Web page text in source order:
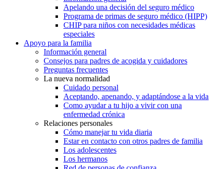
Apelando una decisión del seguro médico
Programa de primas de seguro médico (HIPP)
CHIP para niños con necesidades médicas
especiales
Apoyo para la familia
Información general
Consejos para padres de acogida y cuidadores
Preguntas frecuentes
La nueva normalidad
Cuidado personal
Aceptando, apenando, y adaptándose a la vida
Como ayudar a tu hijo a vivir con una
enfermedad crónica
Relaciones personales
Cómo manejar tu vida diaria
Estar en contacto con otros padres de familia
Los adolescentes
Los hermanos